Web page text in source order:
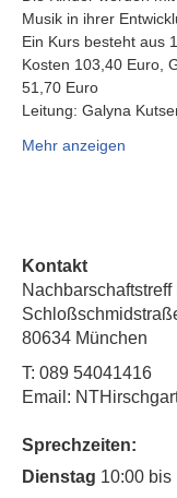
Musik in ihrer
Ein Kurs besteht aus
Kosten 103,40 Euro,
51,70 Euro
Leitung: Galyna
Mehr anzeigen
Kontakt
80634 München
T: 089 54041416
Email:
Sprechzeiten:
Dienstag 10:00 bis